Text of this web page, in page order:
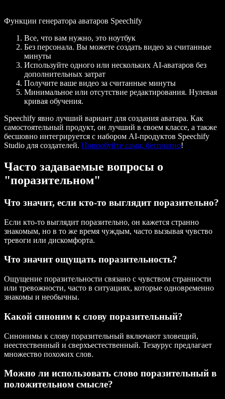
Функции генератора аватаров Speechify
Все, что вам нужно, это ноутбук
Без персонала. Вы можете создать видео за считанные
минуты
Используйте одного или нескольких AI-аватаров без
дополнительных затрат
Получите ваше видео за считанные минуты
Минимальное или отсутствие редактирования. Нулевая
кривая обучения.
Speechify явно лучший вариант для создания аватара. Как
самостоятельный продукт, он лучший в своем классе, а также
бесшовно интегрируется с набором AI-продуктов Speechify
Studio для создателей. Попробуйте сами, бесплатно!
Часто задаваемые вопросы о
"поразительном"
Что значит, если кто-то выглядит поразительно?
Если кто-то выглядит поразительно, он кажется странно
знакомым, но в то же время чуждым, часто вызывая чувство
тревоги или дискомфорта.
Что значит ощущать поразительность?
Ощущение поразительности связано с чувством странности
или тревожности, часто в ситуациях, которые одновременно
знакомы и необычны.
Какой синоним к слову поразительный?
Синонимы к слову поразительный включают зловещий,
неестественный и сверхъестественный. Тезаурус предлагает
множество похожих слов.
Можно ли использовать слово поразительный в
положительном смысле?